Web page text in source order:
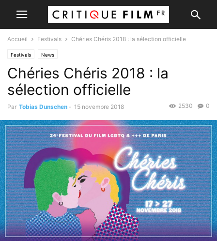
Accueil Festivals Chéries Chéris 2018 : la sélection officielle
Festivals News
Chéries Chéris 2018 : la
sélection officielle
Par Tobias Dunschen - 15 novembre 2018 0
2530